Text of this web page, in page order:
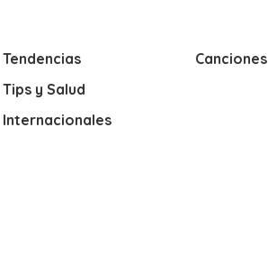
Tendencias
Tips y Salud
Internacionales
Canciones